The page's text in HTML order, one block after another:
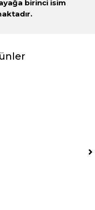
birinci isim